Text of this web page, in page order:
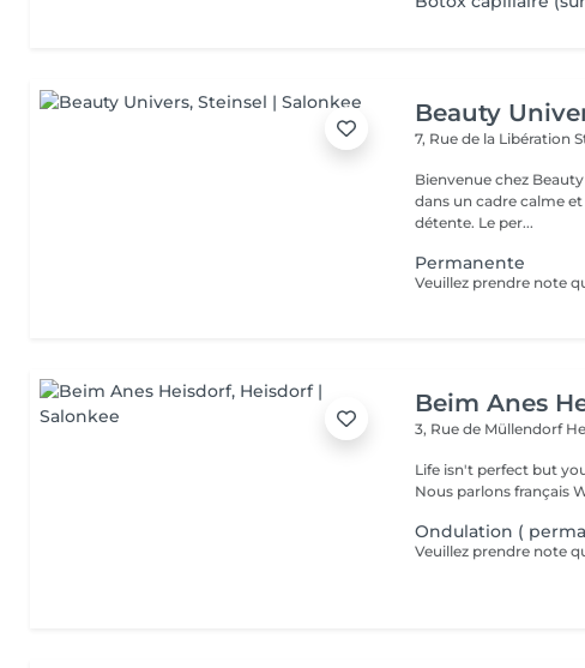
Beauty
7, Rue de la Libération
Bienvenue chez
dans un cadre calme
détente. Le per...
Permanente
Beim Anes
3, Rue de Müllendorf
Life isn't perfect but your hair can. Mir
Ondulation (